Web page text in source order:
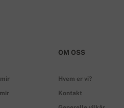
OM OSS
Hvem er vi?
Kontakt